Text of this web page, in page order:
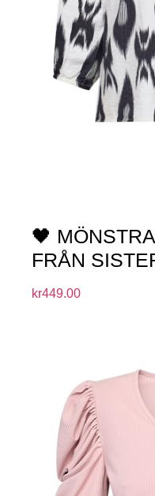
🖤
FRÅN
kr449.00